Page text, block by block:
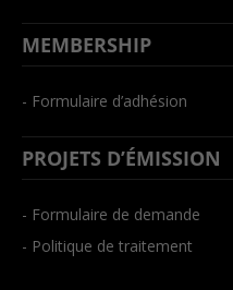
MEMBERSHIP
- Formulaire d’adhésion
PROJETS D’ÉMISSION
- Formulaire de demande
- Politique de traitement